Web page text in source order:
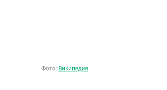
Фото: Википедия